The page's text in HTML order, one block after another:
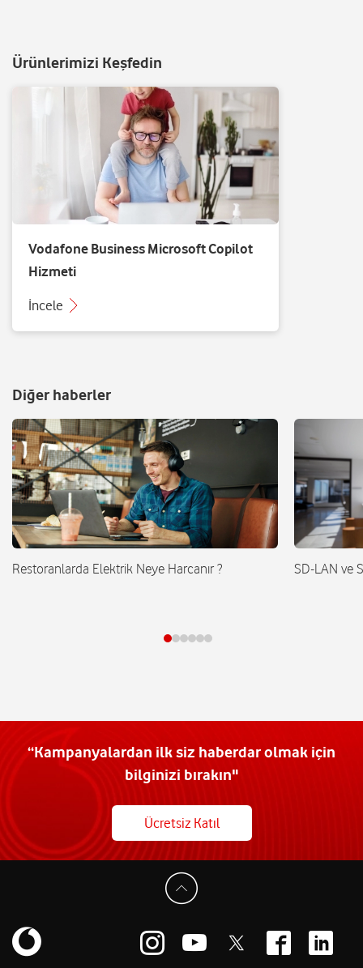
Ürünlerimizi Keşfedin
Vodafone Business Microsoft Copilot
Hizmeti
İncele
Diğer haberler
Restoranlarda Elektrik Neye Harcanır ? SD-LAN ve
“Kampanyalardan ilk siz haberdar olmak için
bilginizi bırakın"
Ücretsiz Katıl